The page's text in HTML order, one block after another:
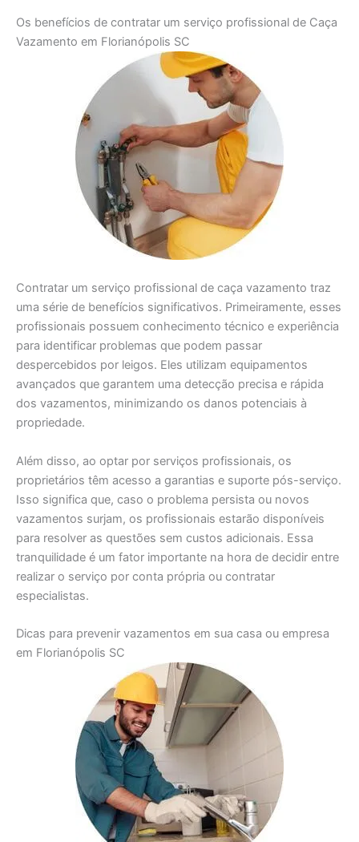
Os benefícios de contratar um serviço profissional de Caça
Vazamento em Florianópolis SC
Contratar um serviço profissional de caça vazamento traz
uma série de benefícios significativos. Primeiramente, esses
profissionais possuem conhecimento técnico e experiência
para identificar problemas que podem passar
despercebidos por leigos. Eles utilizam equipamentos
avançados que garantem uma detecção precisa e rápida
dos vazamentos, minimizando os danos potenciais à
propriedade.
Além disso, ao optar por serviços profissionais, os
proprietários têm acesso a garantias e suporte pós-serviço.
Isso significa que, caso o problema persista ou novos
vazamentos surjam, os profissionais estarão disponíveis
para resolver as questões sem custos adicionais. Essa
tranquilidade é um fator importante na hora de decidir entre
realizar o serviço por conta própria ou contratar
especialistas.
Dicas para prevenir vazamentos em sua casa ou empresa
em Florianópolis SC